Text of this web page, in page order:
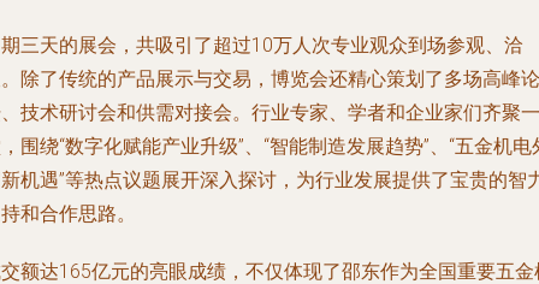
三天的展会，共吸引了超过10万人次专业观众到场参观、洽
除了传统的产品展示与交易，博览会还精心策划了多场高峰论
技术研讨会和供需对接会。行业专家、学者和企业家们齐聚一
围绕“数字化赋能产业升级”、“智能制造发展趋势”、“五金机电
机遇”等热点议题展开深入探讨，为行业发展提供了宝贵的智
和合作思路。
额达165亿元的亮眼成绩，不仅体现了邵东作为全国重要五金